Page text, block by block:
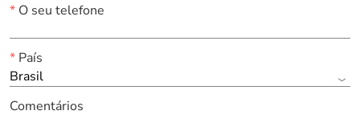
*O seu telefone
*País
Brasil
Comentários